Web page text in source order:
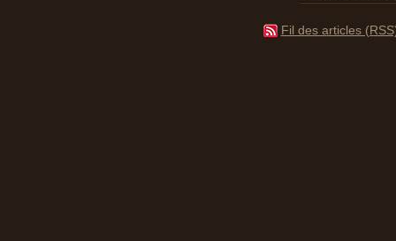
Fil des articles